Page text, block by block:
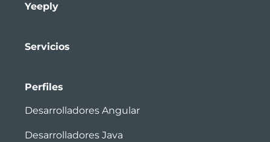
Yeeply
Servicios
Perfiles
Desarrolladores Angular
Desarrolladores Java